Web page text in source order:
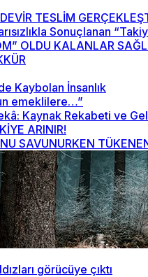
TESLİM
Sonuçlanan
OLDU KALANLAR
Kaybolan İnsanlık
emeklilere…”
Kaynak Rekabeti ve
ARINIR!
SAVUNURKEN